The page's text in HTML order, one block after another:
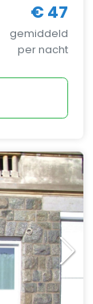
€ 47
gemiddeld
per nacht